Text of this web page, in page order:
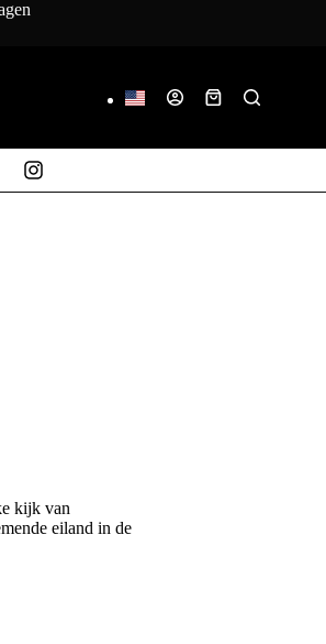
Winkelwagen
kijk van
eiland in de